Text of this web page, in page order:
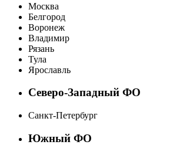
Москва
Белгород
Воронеж
Владимир
Рязань
Тула
Ярославль
Северо-Западный ФО
Санкт-Петербург
Южный ФО